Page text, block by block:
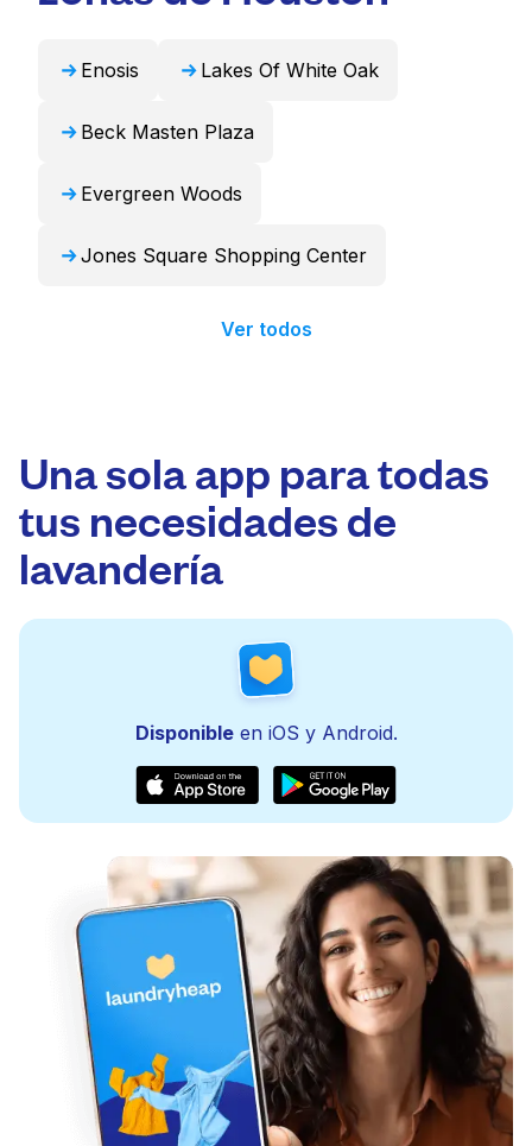
Enosis Lakes Of White Oak
Beck Masten Plaza
Evergreen Woods
Jones Square Shopping Center
Ver todos
Una sola app para todas
tus necesidades de
lavandería
Disponibleen iOS y Android.